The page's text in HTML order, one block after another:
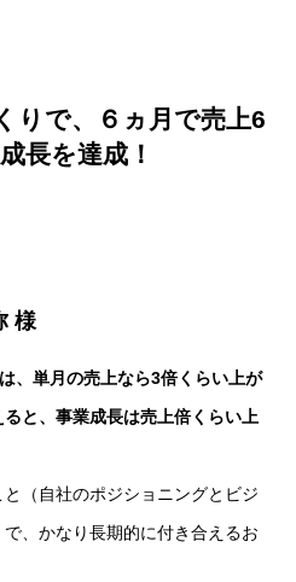
りで、６ヵ月で売上6
長を達成！
様
、単月の売上なら3倍くらい上が
と、事業成長は売上倍くらい上
（自社のポジショニングとビジ
、かなり長期的に付き合えるお